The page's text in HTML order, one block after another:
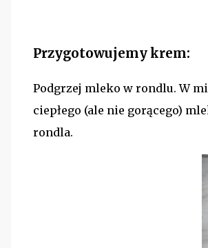
Przygotowujemy krem:
Podgrzej mleko w rondlu. W
ciepłego (ale nie gorącego)
rondla.